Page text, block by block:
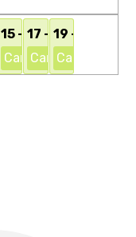
15 - 17 Uhr
Campingplatz
17 - 19 Uhr
Campingplatz
19 - 21 Uhr